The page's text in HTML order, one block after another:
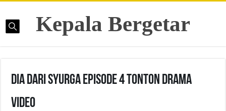
Kepala Bergetar
Dia Dari Syurga Episode 4 Tonton Drama
Video